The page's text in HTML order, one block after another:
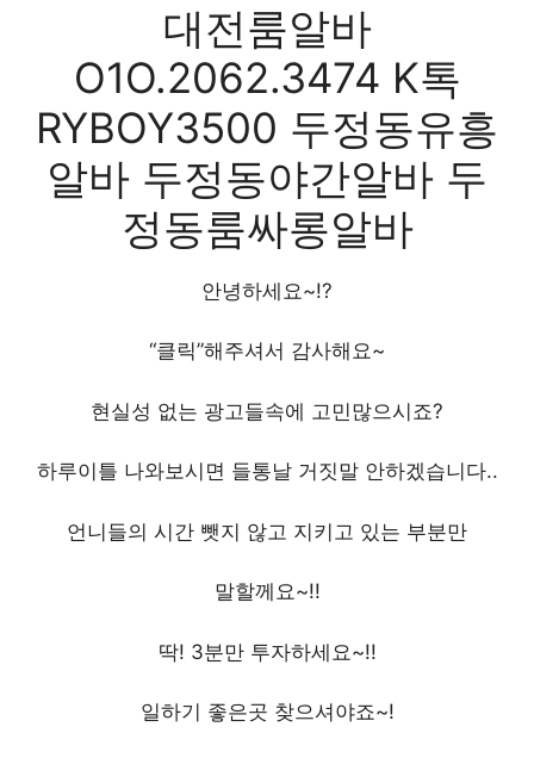
대전룸알바
O1O.2062.3474 K톡
RYBOY3500 두정동유흥
알바 두정동야간알바 두
정동룸싸롱알바
안녕하세요~!?
“클릭”해주셔서 감사해요~
현실성 없는 광고들속에 고민많으시죠?
하루이틀 나와보시면 들통날 거짓말 안하겠습니다..
언니들의 시간 뺏지 않고 지키고 있는 부분만
말할께요~!!
딱! 3분만 투자하세요~!!
일하기 좋은곳 찾으셔야죠~!